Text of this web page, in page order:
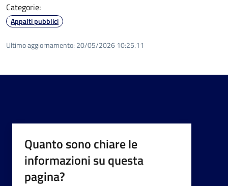
Categorie:
Appalti pubblici
Ultimo aggiornamento: 20/05/2026 10:25.11
Quanto sono chiare le
informazioni su questa
pagina?